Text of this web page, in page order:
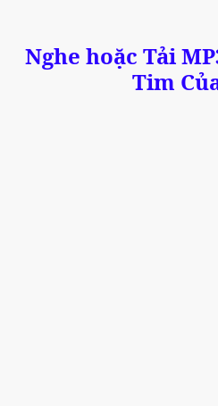
Nghe hoặc Tải
Tim